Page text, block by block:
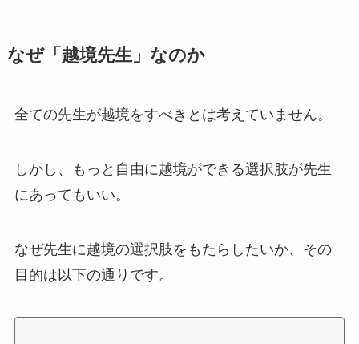
なぜ「越境先生」なのか
全ての先生が越境をすべきとは考えていません。
しかし、もっと自由に越境ができる選択肢が先生
にあってもいい。
なぜ先生に越境の選択肢をもたらしたいか、その
目的は以下の通りです。